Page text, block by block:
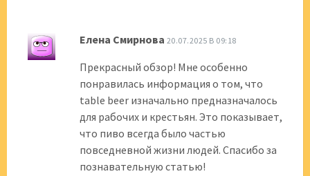
Елена Смирнова 20.07.2025 В 09:18
Прекрасный обзор! Мне особенно
понравилась информация о том, что
table beer изначально предназначалось
для рабочих и крестьян. Это показывает,
что пиво всегда было частью
повседневной жизни людей. Спасибо за
познавательную статью!